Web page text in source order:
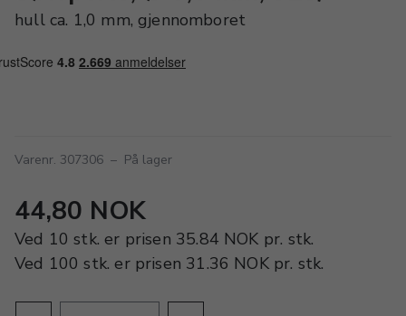
hull ca. 1,0 mm, gjennomboret
Varenr. 307306 – På lager
44,80 NOK
Ved 10 stk. er prisen 35.84 NOK pr. stk.
Ved 100 stk. er prisen 31.36 NOKpr. stk.